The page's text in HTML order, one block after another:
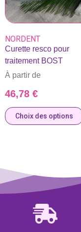
NORDENT
Curette resco pour
traitement BOST
À partir de
46,78 €
Choix des options